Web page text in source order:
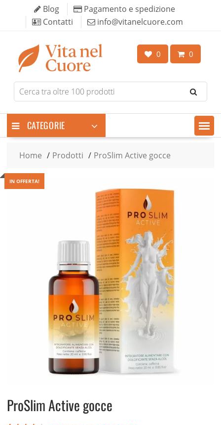
content
Blog
Pagamento e spedizione
Contatti
info@vitanelcuore.com
0 0
Search
for
CATEGORIE
Home Prodotti ProSlim Active gocce
IN OFFERTA!
ProSlim Active gocce